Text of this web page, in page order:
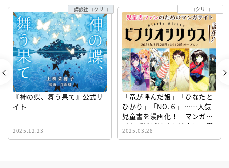
『神の蝶、舞う果て』公式サ
イト
2025.12.23
講談社コクリコ
「竜が呼んだ娘」「ひなたと
ひかり」「NO.６」……人気
児童書を漫画化！ マンガサ
イト『ビブリオシリウス』誕
生！
2025.03.28
コクリコ